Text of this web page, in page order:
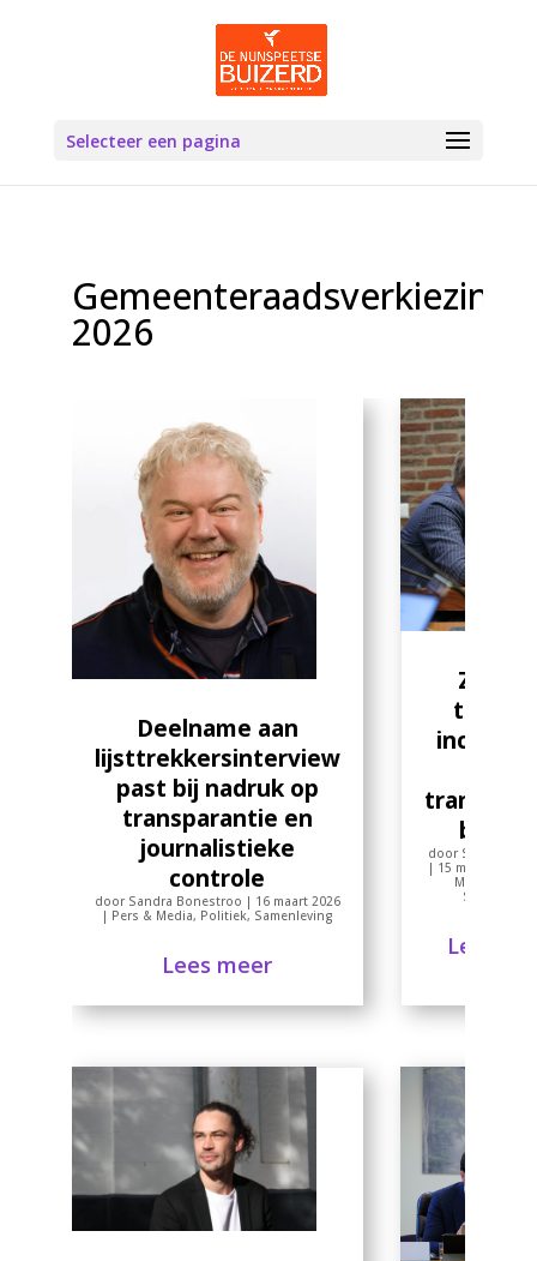
Selecteer een pagina
2026
Deelname aan
lijsttrekkersinterview
past bij nadruk op
transparantie en
journalistieke
controle
door Sandra Bonestroo | 16 maart 2026
| Pers & Media, Politiek, Samenleving
Lees meer
terwijl
door Sandra
| 15 maart 2026
Media
Lees